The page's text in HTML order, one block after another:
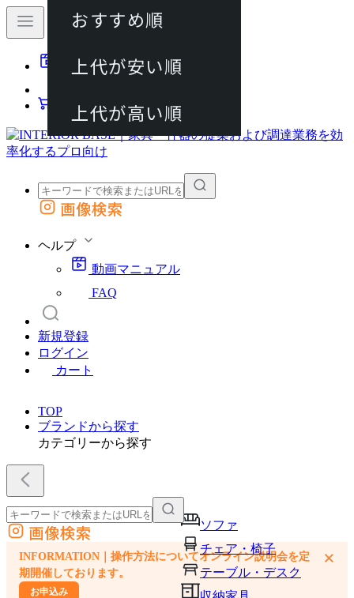
動画マニュアル
カート
外部サイトの商品をカートに追加
画像検索
ヘルプ
動画マニュアル
FAQ
新規登録
ログイン
カート
TOP
ブランドから探す
カテゴリーから探す
ソファ
チェア・椅子
テーブル・デスク
外部サイトの商品をカートに追加
他のサイトで見つけた商品ページのURLを貼り付けて、カートに追加できます
画像検索
INFORMATION｜操作方法についてオンライン説明会を定
期開催しております。
お申込み
×
おすすめ順
上代が安い順
上代が高い順